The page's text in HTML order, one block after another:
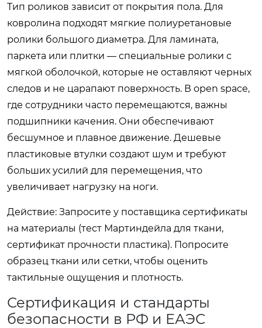
Тип роликов зависит от покрытия пола. Для
ковролина подходят мягкие полиуретановые
ролики большого диаметра. Для ламината,
паркета или плитки — специальные ролики с
мягкой оболочкой, которые не оставляют черных
следов и не царапают поверхность. В open space,
где сотрудники часто перемещаются, важны
подшипники качения. Они обеспечивают
бесшумное и плавное движение. Дешевые
пластиковые втулки создают шум и требуют
больших усилий для перемещения, что
увеличивает нагрузку на ноги.
Действие: Запросите у поставщика сертификаты
на материалы (тест Мартиндейла для ткани,
сертификат прочности пластика). Попросите
образец ткани или сетки, чтобы оценить
тактильные ощущения и плотность.
Сертификация и стандарты
безопасности в РФ и ЕАЭС